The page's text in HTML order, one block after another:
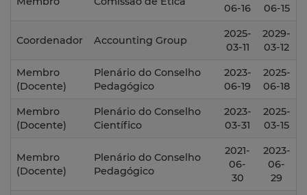
06-16
06-15
Coordenador Accounting Group
2025-
03-11
2029-
03-12
Membro
(Docente)
Plenário do Conselho
Pedagógico
2023-
06-19
2025-
06-18
Membro
(Docente)
Plenário do Conselho
Científico
2023-
03-31
2025-
03-15
Membro
(Docente)
Plenário do Conselho
Pedagógico
2021-
06-
30
2023-
06-
29